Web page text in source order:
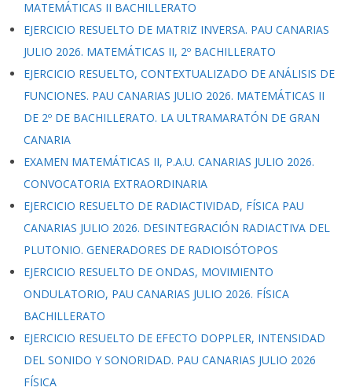
MATEMÁTICAS II BACHILLERATO
EJERCICIO RESUELTO DE MATRIZ INVERSA. PAU CANARIAS
JULIO 2026. MATEMÁTICAS II, 2º BACHILLERATO
EJERCICIO RESUELTO, CONTEXTUALIZADO DE ANÁLISIS DE
FUNCIONES. PAU CANARIAS JULIO 2026. MATEMÁTICAS II
DE 2º DE BACHILLERATO. LA ULTRAMARATÓN DE GRAN
CANARIA
EXAMEN MATEMÁTICAS II, P.A.U. CANARIAS JULIO 2026.
CONVOCATORIA EXTRAORDINARIA
EJERCICIO RESUELTO DE RADIACTIVIDAD, FÍSICA PAU
CANARIAS JULIO 2026. DESINTEGRACIÓN RADIACTIVA DEL
PLUTONIO. GENERADORES DE RADIOISÓTOPOS
EJERCICIO RESUELTO DE ONDAS, MOVIMIENTO
ONDULATORIO, PAU CANARIAS JULIO 2026. FÍSICA
BACHILLERATO
EJERCICIO RESUELTO DE EFECTO DOPPLER, INTENSIDAD
DEL SONIDO Y SONORIDAD. PAU CANARIAS JULIO 2026
FÍSICA